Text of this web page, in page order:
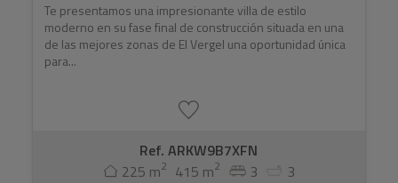
Te presentamos una impresionante villa de estilo
moderno en su fase final de construcción situada en una
de las mejores zonas de El Vergel una oportunidad única
para...
Ref. ARKW9B7XFN
225 m2 415 m2 3 3